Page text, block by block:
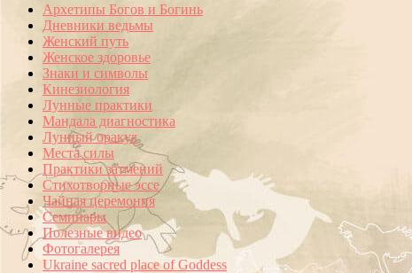
Архетипы Богов и Богинь
Дневники ведьмы
Женский путь
Женское здоровье
Знаки и символы
Кинезиология
Лунные практики
Мандала диагностика
Лунный оракул
Места силы
Практики затмений
Стихотворные эссе
Чайная церемония
Семинары
Полезные видео
Фотогалерея
Ukraine sacred place of Goddess